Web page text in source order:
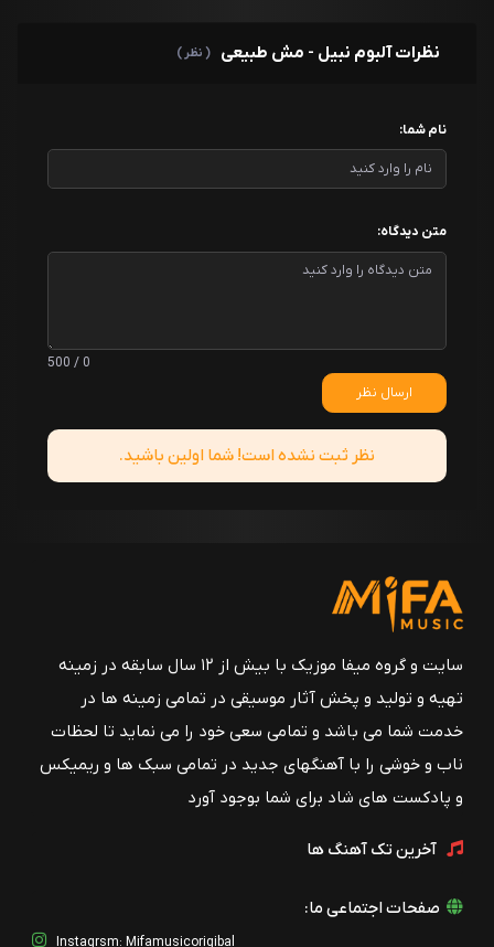
نظرات آلبوم نبیل - مش طبیعی ( نظر )
نام شما:
متن دیدگاه:
0 / 500
ارسال نظر
نظر ثبت نشده است! شما اولین باشید.
سایت و گروه میفا موزیک با بیش از ۱۲ سال سابقه در زمینه
تهیه و تولید و پخش آثار موسیقی در تمامی زمینه ها در
خدمت شما می باشد و تمامی سعی خود را می نماید تا لحظات
ناب و خوشی را با آهنگهای جدید در تمامی سبک ها و ریمیکس
و پادکست های شاد برای شما بوجود آورد
آخرین تک آهنگ ها
صفحات اجتماعی ما:
Instagrsm: Mifamusicorigibal